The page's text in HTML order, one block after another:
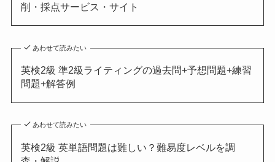
削・採点サービス・サイト
あわせて読みたい
英検2級 準2級ライティングの過去問+予想問題+練習
問題+解答例
あわせて読みたい
英検2級 英単語問題は難しい？難易度レベルを調